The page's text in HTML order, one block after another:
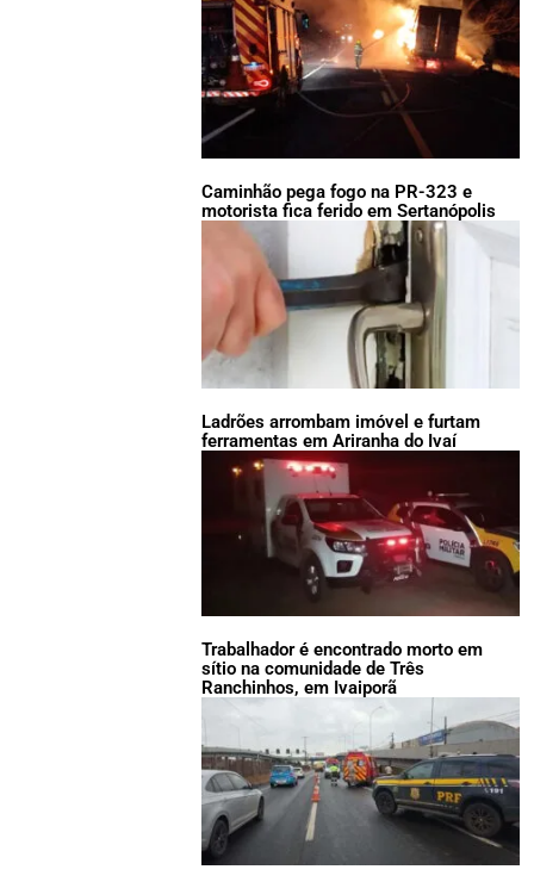
Caminhão pega fogo na PR-323 e
motorista fica ferido em Sertanópolis
Ladrões arrombam imóvel e furtam
ferramentas em Ariranha do Ivaí
Trabalhador é encontrado morto em
sítio na comunidade de Três
Ranchinhos, em Ivaiporã